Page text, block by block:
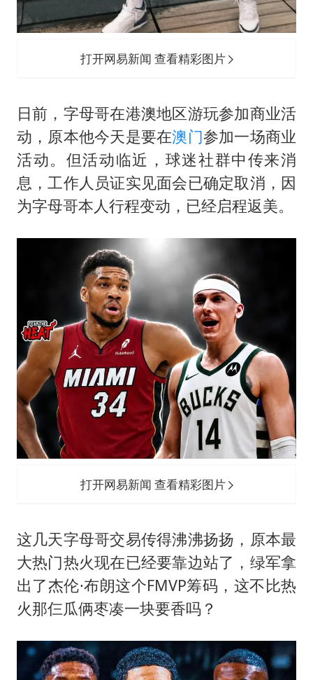
打开网易新闻 查看精彩图片
日前，字母哥在港澳地区游玩参加商业活
动，原本他今天是要在澳门参加一场商业
活动。但活动临近，球迷社群中传来消
息，工作人员证实见面会已确定取消，因
为字母哥本人行程变动，已经启程返美。
打开网易新闻 查看精彩图片
这几天字母哥交易传得沸沸扬扬，原本最
大热门热火现在已经要靠边站了，绿军拿
出了杰伦·布朗这个FMVP筹码，这不比热
火那仨瓜俩枣凑一块要香吗？